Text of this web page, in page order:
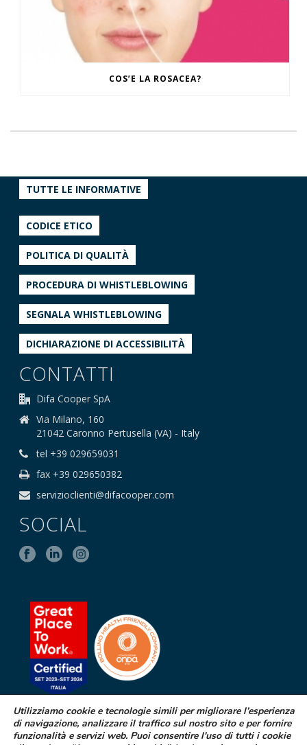
COS’E LA ROSACEA?
TUTTE LE INFORMATIVE
CODICE ETICO
POLITICA DI QUALITÀ
PROCEDURA DI WHISTLEBLOWING
SEGNALA WHISTLEBLOWING
DICHIARAZIONE DI ACCESSIBILITÀ
CONTATTI
Difa Cooper SpA
Via Milano, 160
21042 Caronno Pertusella (VA) - Italy
tel +39 029659031
fax +39 029650382
servizioclienti@difacooper.com
SOCIAL
SEGNALAZIONE DI EFFETTI
Utilizziamo cookie e tecnologie simili per migliorare l’esperienza
di navigazione, analizzare il traffico sul nostro sito e per fornire
funzionalità e servizi web. Puoi consentire l'uso di tutti i cookie